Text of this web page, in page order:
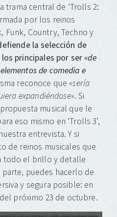
trama central de ‘Trolls 2:
por los reinos
Funk, Country, Techno y
la selección de
principales por ser«de
de comedia e
reconoce que«sería
expandiéndose». Si
musical que le
eso mismo en ‘Trolls 3’,
entrevista. Y si
de reinos musicales que
todo el brillo y detalle
puedes hacerlo de
y segura posible: en
próximo 23 de octubre.